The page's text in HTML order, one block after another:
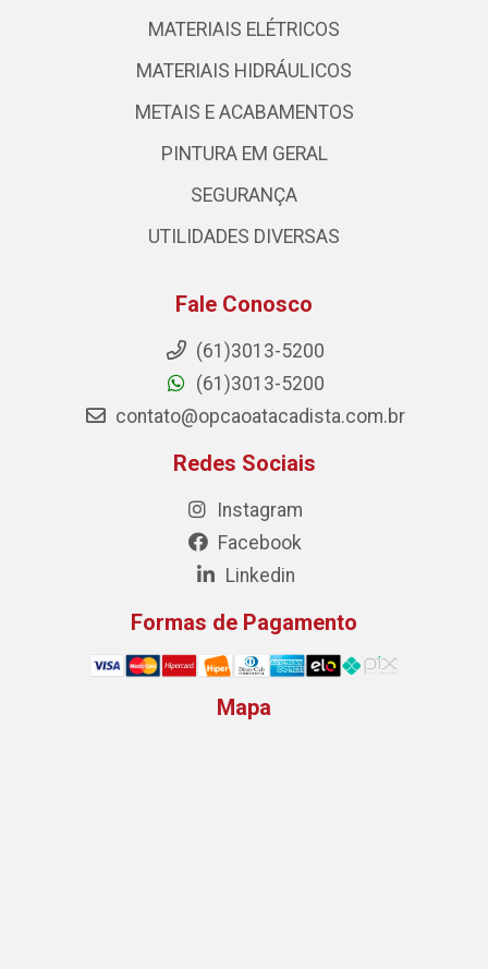
MATERIAIS ELÉTRICOS
MATERIAIS HIDRÁULICOS
METAIS E ACABAMENTOS
PINTURA EM GERAL
SEGURANÇA
UTILIDADES DIVERSAS
Fale Conosco
(61)3013-5200
(61)3013-5200
contato@opcaoatacadista.com.br
Redes Sociais
Instagram
Facebook
Linkedin
Formas de Pagamento
Mapa